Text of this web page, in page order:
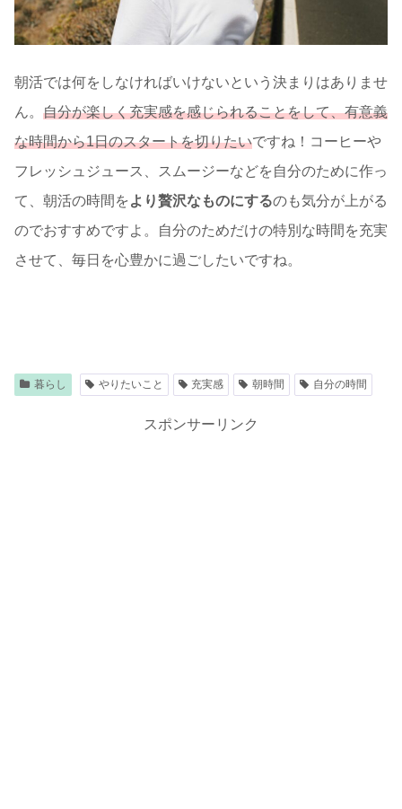
朝活では何をしなければいけないという決まりはありませ
ん。 自分が楽しく充実感を感じられることをして、有意義
な時間から1日のスタートを切りたいですね！コーヒーや
フレッシュジュース、スムージーなどを自分のために作っ
て、朝活の時間を より贅沢なものにするのも気分が上がる
のでおすすめですよ。自分のためだけの特別な時間を充実
させて、毎日を心豊かに過ごしたいですね。
暮らし やりたいこと 充実感 朝時間 自分の時間
スポンサーリンク